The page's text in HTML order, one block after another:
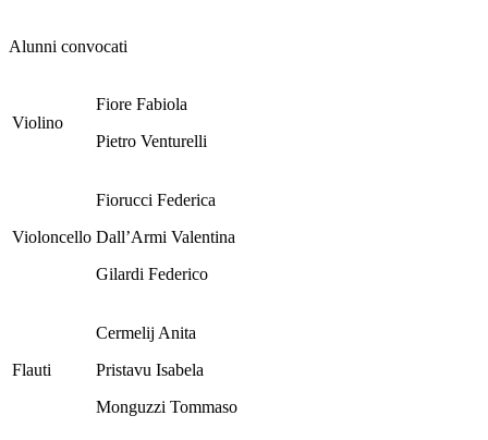
Alunni convocati
Violino
Fiore Fabiola
Pietro Venturelli
Violoncello
Fiorucci Federica
Dall’Armi Valentina
Gilardi Federico
Flauti
Cermelij Anita
Pristavu Isabela
Monguzzi Tommaso